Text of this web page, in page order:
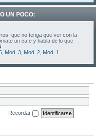
UN POCO:
que no tenga que ver con la
un cafe y habla de lo que
Mod. 3 Mod. 2 Mod. 1
Recordar